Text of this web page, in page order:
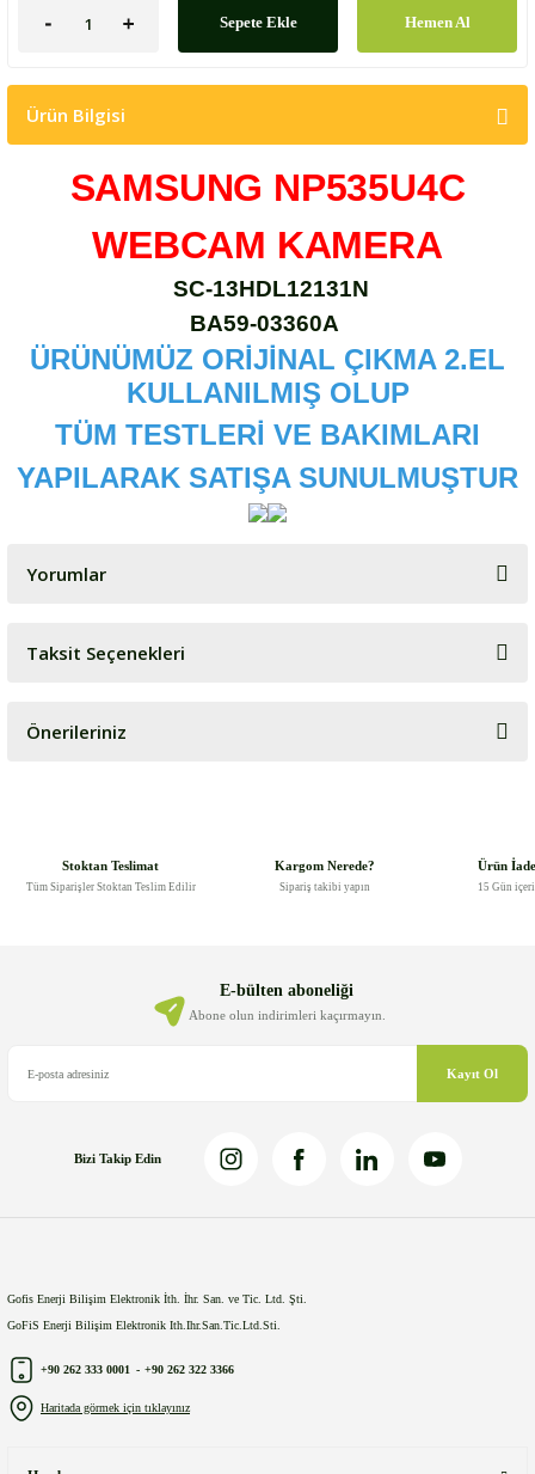
Sepete Ekle Hemen Al
Ürün Bilgisi
SAMSUNG NP535U4C
WEBCAM KAMERA
SC-13HDL12131N
BA59-03360A
ÜRÜNÜMÜZ ORİJİNAL ÇIKMA 2.EL
KULLANILMIŞ OLUP
TÜM TESTLERİ VE BAKIMLARI
YAPILARAK SATIŞA SUNULMUŞTUR
Yorumlar
Bu ürüne ilk yorumu siz yapın!
Taksit Seçenekleri
Önerileriniz
Ürün bilgilerinde hatalar bulunuyor.
Ürün fiyatı diğer sitelerden daha pahalı.
Stoktan Teslimat
Tüm Siparişler Stoktan Teslim Edilir
Kargom Nerede?
Sipariş takibi yapın
Ürün
15 Gün
E-bülten aboneliği
Abone olun indirimleri kaçırmayın.
Kayıt Ol
Bizi Takip Edin
Gofis Enerji Bilişim Elektronik İth. İhr. San. ve Tic. Ltd. Şti.
GoFiS Enerji Bilişim Elektronik Ith.Ihr.San.Tic.Ltd.Sti.
+90 262 333 0001 - +90 262 322 3366
Haritada görmek için tıklayınız